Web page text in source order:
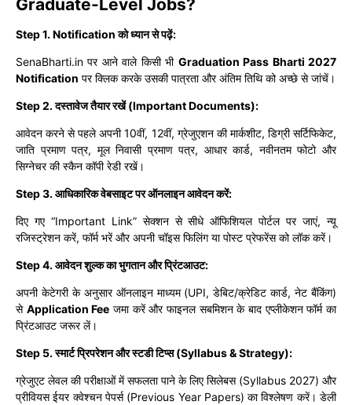
Graduate-Level Jobs?
Step 1. Notification को ध्यान से पढ़ें:
SenaBharti.in पर आने वाले किसी भी Graduation Pass Bharti 2027
Notification पर क्लिक करके उसकी पात्रता और अंतिम तिथि को अच्छे से जांचें।
Step 2. दस्तावेज तैयार रखें (Important Documents):
आवेदन करने से पहले अपनी 10वीं, 12वीं, ग्रेजुएशन की मार्कशीट, डिग्री सर्टिफिकेट,
जाति प्रमाण पत्र, मूल निवासी प्रमाण पत्र, आधार कार्ड, नवीनतम फोटो और
सिग्नेचर की स्कैन कॉपी रेडी रखें।
Step 3. आधिकारिक वेबसाइट पर ऑनलाइन आवेदन करें:
दिए गए “Important Link” सेक्शन से सीधे ऑफिशियल पोर्टल पर जाएं, न्यू
रजिस्ट्रेशन करें, फॉर्म भरें और अपनी चॉइस फिलिंग या पोस्ट प्रेफरेंस को लॉक करें।
Step 4. आवेदन शुल्क का भुगतान और प्रिंटआउट:
अपनी केटेगरी के अनुसार ऑनलाइन माध्यम (UPI, डेबिट/क्रेडिट कार्ड, नेट बैंकिंग)
से Application Fee जमा करें और फाइनल सबमिशन के बाद एप्लीकेशन फॉर्म का
प्रिंटआउट जरूर लें।
Step 5. स्मार्ट प्रिपरेशन और स्टडी टिप्स (Syllabus & Strategy):
ग्रेजुएट लेवल की परीक्षाओं में सफलता पाने के लिए सिलेबस (Syllabus 2027) और
प्रीवियस ईयर क्वेश्चन पेपर्स (Previous Year Papers) का विश्लेषण करें। डेली